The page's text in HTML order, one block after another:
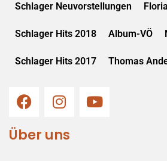
Schlager Neuvorstellungen
Schlager Hits 2018 Album-VÖ
Schlager Hits 2017 Thomas
Über uns